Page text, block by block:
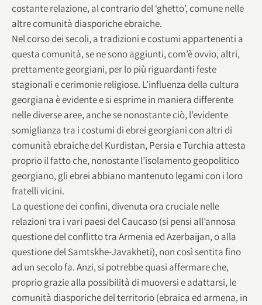
costante relazione, al contrario del ‘ghetto’, comune nelle
altre comunità diasporiche ebraiche.
Nel corso dei secoli, a tradizioni e costumi appartenenti a
questa comunità, se ne sono aggiunti, com’è ovvio, altri,
prettamente georgiani, per lo più riguardanti feste
stagionali e cerimonie religiose. L’influenza della cultura
georgiana è evidente e si esprime in maniera differente
nelle diverse aree, anche se nonostante ciò, l’evidente
somiglianza tra i costumi di ebrei georgiani con altri di
comunità ebraiche del Kurdistan, Persia e Turchia attesta
proprio il fatto che, nonostante l’isolamento geopolitico
georgiano, gli ebrei abbiano mantenuto legami con i loro
fratelli vicini.
La questione dei confini, divenuta ora cruciale nelle
relazioni tra i vari paesi del Caucaso (si pensi all’annosa
questione del conflitto tra Armenia ed Azerbaijan, o alla
questione del Samtskhe-Javakheti), non così sentita fino
ad un secolo fa. Anzi, si potrebbe quasi affermare che,
proprio grazie alla possibilità di muoversi e adattarsi, le
comunità diasporiche del territorio (ebraica ed armena, in